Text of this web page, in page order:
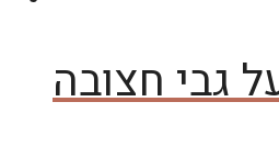
גבי חצובה